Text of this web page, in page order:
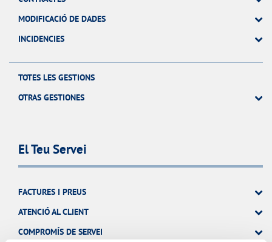
MODIFICACIÓ DE DADES
INCIDENCIES
TOTES LES GESTIONS
OTRAS GESTIONES
El Teu Servei
FACTURES I PREUS
ATENCIÓ AL CLIENT
COMPROMÍS DE SERVEI